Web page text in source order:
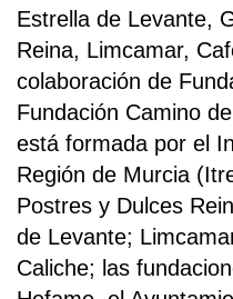
Estrella de Levante,
Reina, Limcamar,
colaboración de
Fundación Camino
está formada por el
Región de Murcia
Postres y Dulces
de Levante;
Caliche; las